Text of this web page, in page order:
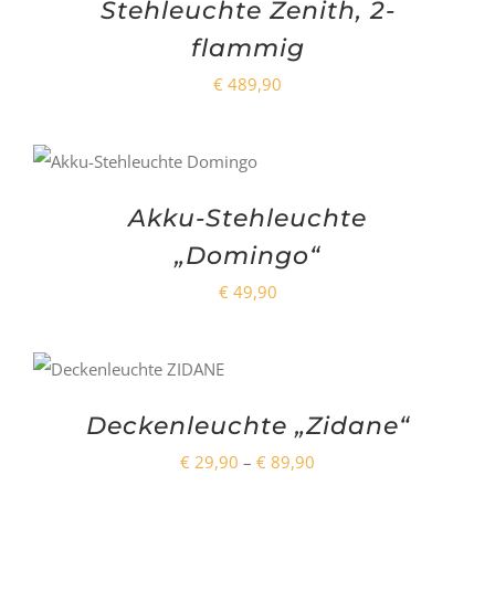
Stehleuchte Zenith, 2-
flammig
€ 489,90
Akku-Stehleuchte
„Domingo“
€ 49,90
WÄHLENDIESES
MEHRERE
Deckenleuchte „Zidane“
€ 29,90 – € 89,90